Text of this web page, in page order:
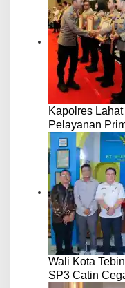
Kapolres
Pelayanan
Wali Kota
SP3 Catin